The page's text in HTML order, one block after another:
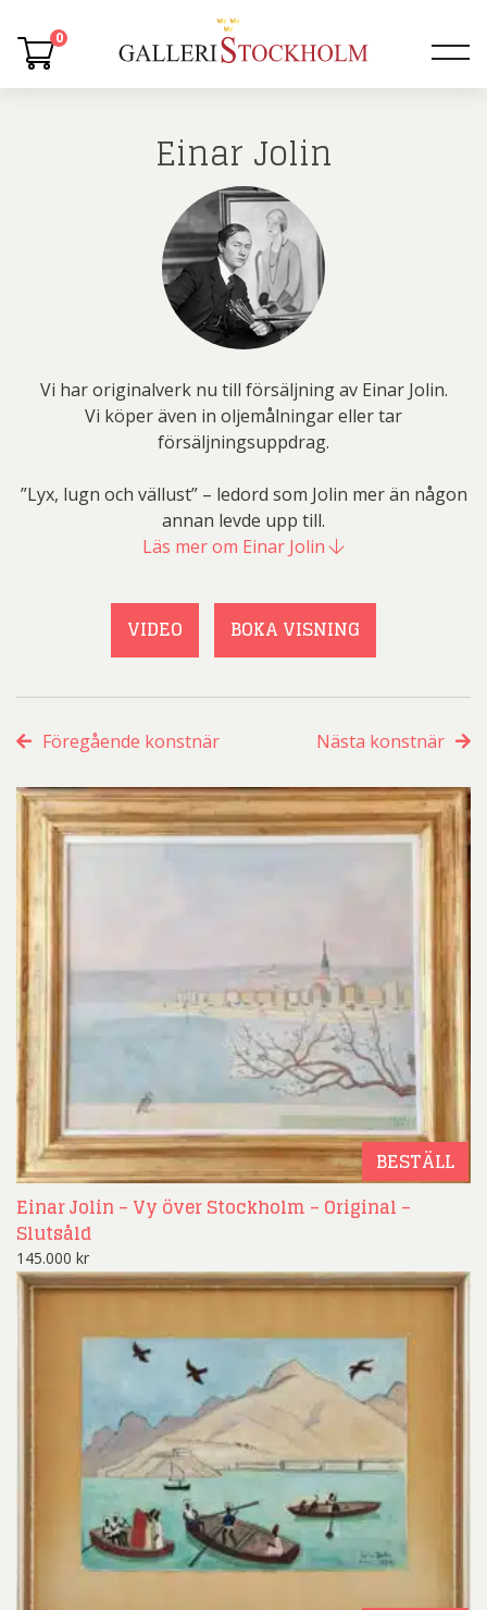
0
Einar Jolin
Vi har originalverk nu till försäljning av Einar Jolin.
Vi köper även in oljemålningar eller tar
försäljningsuppdrag.
”Lyx, lugn och vällust” – ledord som Jolin mer än någon
annan levde upp till.
Läs mer om Einar Jolin
VIDEO BOKA VISNING
Föregående konstnär Nästa konstnär
BESTÄLL
Einar Jolin – Vy över Stockholm – Original –
Slutsåld
145.000 kr